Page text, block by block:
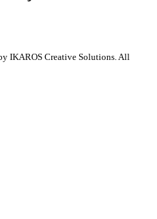
IKAROS Creative Solutions. All